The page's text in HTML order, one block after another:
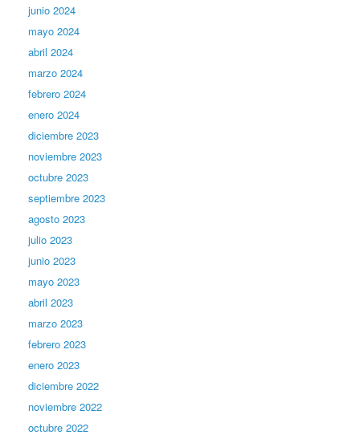
junio 2024
mayo 2024
abril 2024
marzo 2024
febrero 2024
enero 2024
diciembre 2023
noviembre 2023
octubre 2023
septiembre 2023
agosto 2023
julio 2023
junio 2023
mayo 2023
abril 2023
marzo 2023
febrero 2023
enero 2023
diciembre 2022
noviembre 2022
octubre 2022